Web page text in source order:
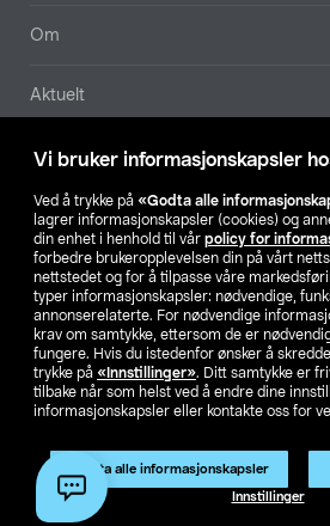
Vi bruker informasjonskapsler
Ved å trykke på «Godta alle
lagrer informasjonskapsler (cookies) og
din enhet i henhold til vår policy for
forbedre brukeropplevelsen din på vårt
nettstedet og for å tilpasse våre
typer informasjonskapsler: nødvendige,
annonserelaterte. For nødvendige
krav om samtykke, ettersom de er
fungere. Hvis du istedenfor ønsker å
trykke på «Innstillinger». Ditt samtykke er
tilbake når som helst ved å endre dine
informasjonskapsler eller kontakte oss for
Godta alle informasjonskapsler
Innstillinger
Legg i handlekurv
Om
Aktuelt
Våre selskaper
Finn din
SE NO FI
Endre til priser ekskl.